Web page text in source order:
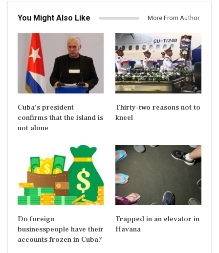
You Might Also Like More From Author
Cuba’s president
confirms that the island is
not alone
Thirty-two reasons not to
kneel
Do foreign
businesspeople have their
accounts frozen in Cuba?
Trapped in an elevator in
Havana